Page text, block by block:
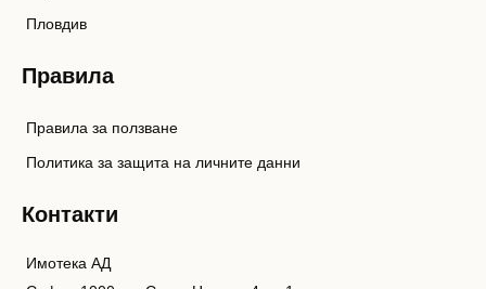
Пловдив
Правила
Правила за ползване
Политика за защита на личните данни
Контакти
Имотека АД